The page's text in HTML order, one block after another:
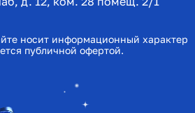
носит информационный характер
публичной офертой.